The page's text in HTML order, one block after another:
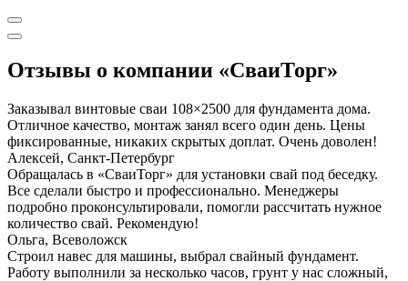
Отзывы о компании «СваиТорг»
Заказывал винтовые сваи 108×2500 для фундамента дома.
Отличное качество, монтаж занял всего один день. Цены
фиксированные, никаких скрытых доплат. Очень доволен!
Алексей, Санкт-Петербург
Обращалась в «СваиТорг» для установки свай под беседку.
Все сделали быстро и профессионально. Менеджеры
подробно проконсультировали, помогли рассчитать нужное
количество свай. Рекомендую!
Ольга, Всеволожск
Строил навес для машины, выбрал свайный фундамент.
Работу выполнили за несколько часов, грунт у нас сложный,